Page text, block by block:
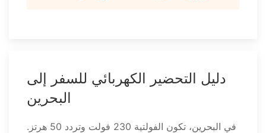
دليل التحضير الكهربائي للسفر إلى
البحرين
في البحرين، تكون الفولتية 230 فولت وتردد 50 هرتز.